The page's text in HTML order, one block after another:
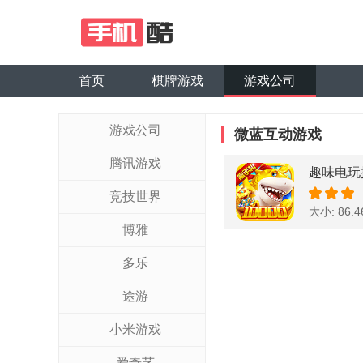
首页 棋牌游戏 游戏公司
游戏公司
腾讯游戏
竞技世界
博雅
多乐
途游
小米游戏
微蓝互动游戏
趣味电玩
大小: